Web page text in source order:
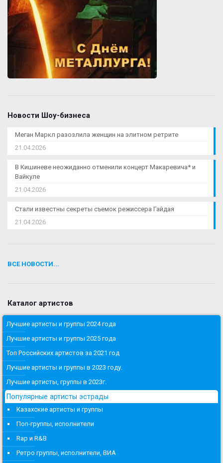
Новости Шоу-бизнеса
Меган Маркл разозлила женщин на элитном ретрите
21.04.2026
В Кишиневе неожиданно отменили концерт Макаревича* и
Вайкуле
21.04.2026
Стали известны секреты съемок режиссера Гайдая
21.04.2026
ВСЕ НОВОСТИ...
Каталог артистов
Лучшие артисты и группы 2024 года
Лучшие артисты и группы 2025 года
Топ Российских артистов за 2021 год
Лучшие артисты и группы в 2023 году.
Лучшие артисты, группы в 2023г.
Популярные артисты эстрады
Казахские артисты и группы
Поп-группы, исполнители
Rap и R&B
Ретро группы, исполнители, ВИА